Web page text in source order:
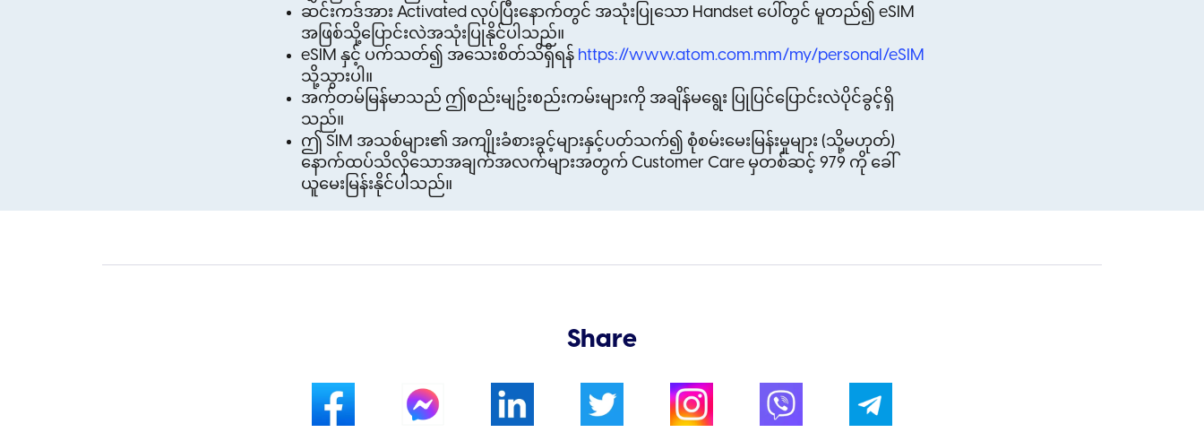
ဆင်းကဒ်အား Activated လုပ်ပြီး‌နောက်တွင် အသုံးပြုသော Handset ပေါ်တွင် မူတည်၍ eSIM
အဖြစ်သို့ပြောင်းလဲအသုံးပြုနိုင်ပါသည်။
eSIM နှင့် ပက်သတ်၍ အသေးစိတ်သိရှိရန် https://www.atom.com.mm/my/personal/eSIM
သို့သွားပါ။
အက်တမ်မြန်မာသည် ဤစည်းမျဥ်းစည်းကမ်းများကို အချိန်မရွေး ပြုပြင်ပြောင်းလဲပိုင်ခွင့်ရှိ
သည်။
ဤ SIM အသစ်များ၏ အကျိုးခံစားခွင့်များနှင့်ပတ်သက်၍ စုံစမ်းမေးမြန်းမှုများ (သို့မဟုတ်)
နောက်ထပ်သိလိုသောအချက်အလက်များအတွက် Customer Care မှတစ်ဆင့် 979 ကို ခေါ်
ယူ‌မေးမြန်းနိုင်ပါသည်။
Share